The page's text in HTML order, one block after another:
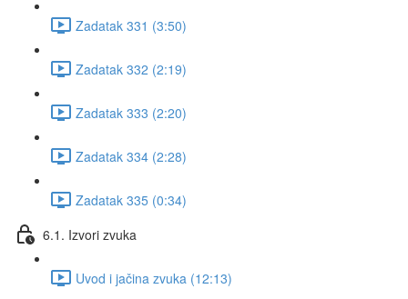
Zadatak 331 (3:50)
Zadatak 332 (2:19)
Zadatak 333 (2:20)
Zadatak 334 (2:28)
Zadatak 335 (0:34)
6.1. Izvori zvuka
Uvod i jačina zvuka (12:13)